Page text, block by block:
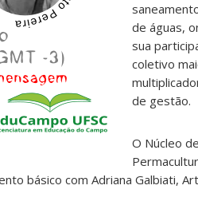
de águas,
sua
coletivo
de gestão.
O Núcleo
básico com Adriana Galbiati,